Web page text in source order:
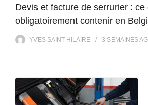
Devis et facture de serrurier : ce
obligatoirement contenir en
YVES SAINT-HILAIRE 3 SEMAINES